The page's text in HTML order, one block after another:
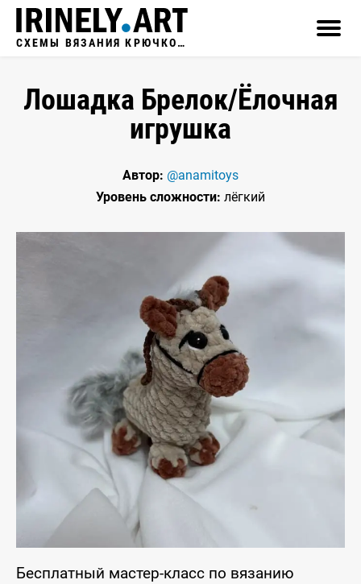
СХЕМЫ ВЯЗАНИЯ КРЮЧКОМ
Лошадка Брелок/Ёлочная
игрушка
Автор: @anamitoys
Уровень сложности: лёгкий
Бесплатный мастер-класс по вязанию